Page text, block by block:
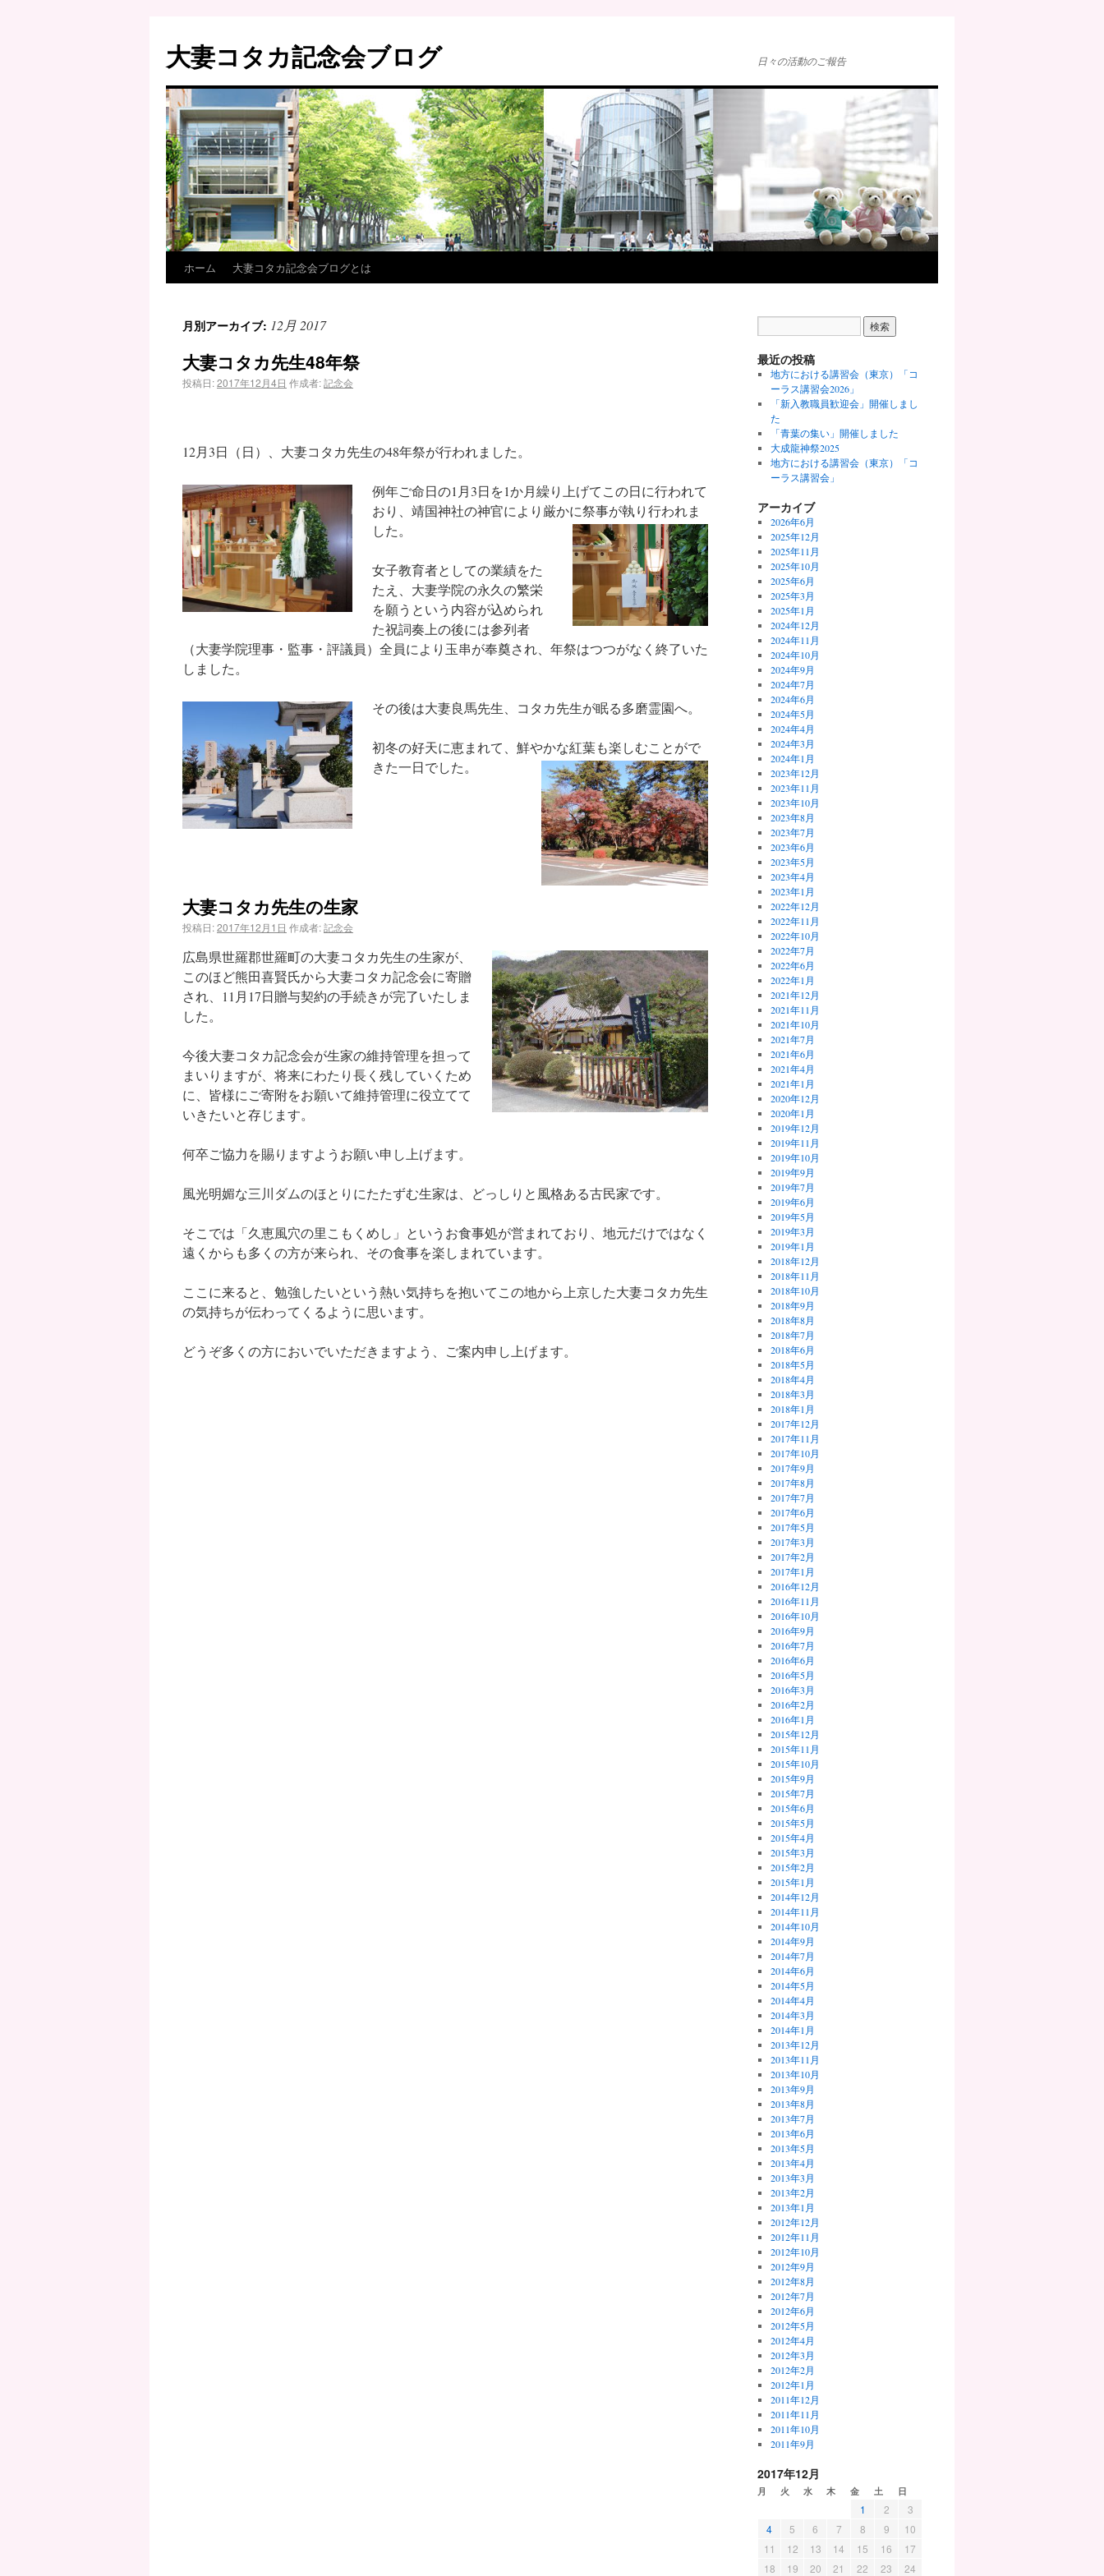
大妻コタカ記念会ブログ 日々の活動のご報告
ホーム 大妻コタカ記念会ブログとは
月別アーカイブ: 12月 2017
大妻コタカ先生48年祭
投稿日:2017年12月4日 作成者:記念会
12月3日（日）、大妻コタカ先生の48年祭が行われました。
例年ご命日の1月3日を1か月繰り上げてこの日に行われて
おり、靖国神社の神官により厳かに祭事が執り行われま
した。
女子教育者としての業績をた
たえ、大妻学院の永久の繁栄
を願うという内容が込められ
た祝詞奏上の後には参列者
（大妻学院理事・監事・評議員）全員により玉串が奉奠され、年祭はつつがなく終了いた
しました。
その後は大妻良馬先生、コタカ先生が眠る多磨霊園へ。
初冬の好天に恵まれて、鮮やかな紅葉も楽しむことがで
きた一日でした。
大妻コタカ先生の生家
投稿日:2017年12月1日 作成者:記念会
広島県世羅郡世羅町の大妻コタカ先生の生家が、
このほど熊田喜賢氏から大妻コタカ記念会に寄贈
され、11月17日贈与契約の手続きが完了いたしま
した。
今後大妻コタカ記念会が生家の維持管理を担って
まいりますが、将来にわたり長く残していくため
に、皆様にご寄附をお願いて維持管理に役立てて
いきたいと存じます。
何卒ご協力を賜りますようお願い申し上げます。
風光明媚な三川ダムのほとりにたたずむ生家は、どっしりと風格ある古民家です。
そこでは「久恵風穴の里こもくめし」というお食事処が営まれており、地元だけではなく
遠くからも多くの方が来られ、その食事を楽しまれています。
ここに来ると、勉強したいという熱い気持ちを抱いてこの地から上京した大妻コタカ先生
の気持ちが伝わってくるように思います。
どうぞ多くの方においでいただきますよう、ご案内申し上げます。
最近の投稿
地方における講習会（東京）「コ
ーラス講習会2026」
「新入教職員歓迎会」開催しまし
た
「青葉の集い」開催しました
大成龍神祭2025
地方における講習会（東京）「コ
ーラス講習会」
アーカイブ
2026年6月
2025年12月
2025年11月
2025年10月
2025年6月
2025年3月
2025年1月
2024年12月
2024年11月
2024年10月
2024年9月
2024年7月
2024年6月
2024年5月
2024年4月
2024年3月
2024年1月
2023年12月
2023年11月
2023年10月
2023年8月
2023年7月
2023年6月
2023年5月
2023年4月
2023年1月
2022年12月
2022年11月
2022年10月
2022年7月
2022年6月
2022年1月
2021年12月
2021年11月
2021年10月
2021年7月
2021年6月
2021年4月
2021年1月
2020年12月
2020年1月
2019年12月
2019年11月
2019年10月
2019年9月
2019年7月
2019年6月
2019年5月
2019年3月
2019年1月
2018年12月
2018年11月
2018年10月
2018年9月
2018年8月
2018年7月
2018年6月
2018年5月
2018年4月
2018年3月
2018年1月
2017年12月
2017年11月
2017年10月
2017年9月
2017年8月
2017年7月
2017年6月
2017年5月
2017年3月
2017年2月
2017年1月
2016年12月
2016年11月
2016年10月
2016年9月
2016年7月
2016年6月
2016年5月
2016年3月
2016年2月
2016年1月
2015年12月
2015年11月
2015年10月
2015年9月
2015年7月
2015年6月
2015年5月
2015年4月
2015年3月
2015年2月
2015年1月
2014年12月
2014年11月
2014年10月
2014年9月
2014年7月
2014年6月
2014年5月
2014年4月
2014年3月
2014年1月
2013年12月
2013年11月
2013年10月
2013年9月
2013年8月
2013年7月
2013年6月
2013年5月
2013年4月
2013年3月
2013年2月
2013年1月
2012年12月
2012年11月
2012年10月
2012年9月
2012年8月
2012年7月
2012年6月
2012年5月
2012年4月
2012年3月
2012年2月
2012年1月
2011年12月
2011年11月
2011年10月
2011年9月
2017年12月
月 火 水 木 金 土 日
1 2
3
4
5 6 7 8 9
10
11
12 13 14 15 16
17
18
19 20 21 22 23 24